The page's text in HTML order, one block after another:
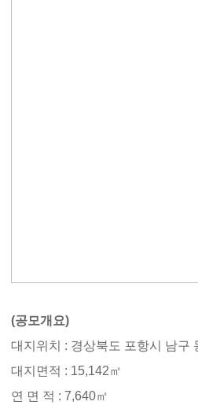
(공모개요)
대지위치 : 경상북도 포항시 남구
대지면적 : 15,142㎡
연 면 적 : 7,640㎡